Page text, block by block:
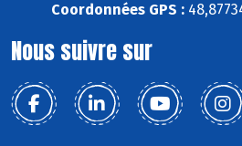
Coordonnées GPS :
Nous suivre sur